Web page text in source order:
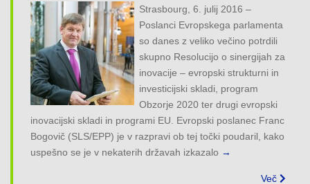
Strasbourg, 6. julij 2016 –
Poslanci Evropskega parlamenta
so danes z veliko večino potrdili
skupno Resolucijo o sinergijah za
inovacije – evropski strukturni in
investicijski skladi, program
Obzorje 2020 ter drugi evropski
inovacijski skladi in programi EU. Evropski poslanec Franc
Bogovič (SLS/EPP) je v razpravi ob tej točki poudaril, kako
uspešno se je v nekaterih državah izkazalo →
Več